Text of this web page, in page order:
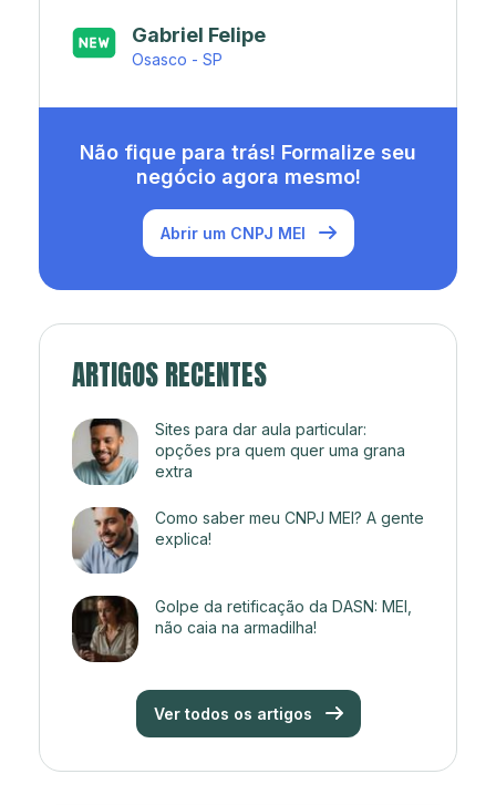
Japa’s açaí e sorveteria
Rio de Janeiro - RJ
Não fique para trás! Formalize seu
negócio agora mesmo!
Abrir um CNPJ MEI
ARTIGOS RECENTES
Sites para dar aula particular:
opções pra quem quer uma grana
extra
Como saber meu CNPJ MEI? A gente
explica!
Golpe da retificação da DASN: MEI,
não caia na armadilha!
Ver todos os artigos